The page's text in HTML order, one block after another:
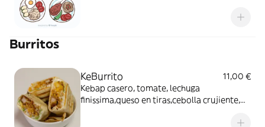
Burritos
KeBurrito
11,00 €
Kebap casero, tomate, lechuga
finissima,queso en tiras,cebolla crujiente,